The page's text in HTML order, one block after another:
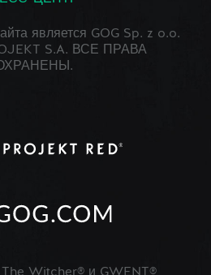
является GOG Sp. z o.o.
S.A. ВСЕ ПРАВА